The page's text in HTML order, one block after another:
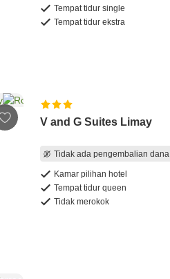
Tempat tidur single
Tempat tidur ekstra
V and G Suites Limay
Tidak ada pengembalian dana
Kamar pilihan hotel
Tempat tidur queen
Tidak merokok